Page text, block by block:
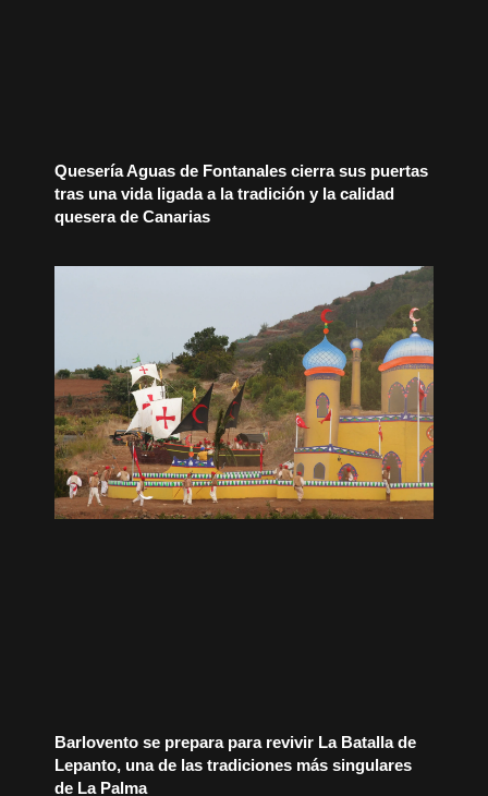
Quesería Aguas de Fontanales cierra sus puertas
tras una vida ligada a la tradición y la calidad
quesera de Canarias
Barlovento se prepara para revivir La Batalla de
Lepanto, una de las tradiciones más singulares
de La Palma